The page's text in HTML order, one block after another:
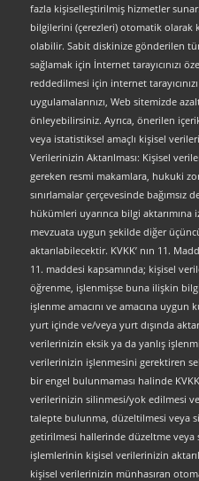
fazla kişiselleştirilmiş hizmetler
bilgilerini (çerezleri) otomatik olarak
olabilir. Sabit diskinize gönderilen
sağlamak için İnternet tarayıcınızı
reddedilmesi için internet
uygulamalarınızı, Web sitemizde
önleyebilirsiniz. Ayrıca, önerilen
veya istatistiksel amaçlı kişisel
Verilerinizin Aktarılması: Kişisel
gereken resmi makamlara, hukuki
sınırlamalar çerçevesinde
hükümleri uyarınca bilgi
mevzuata uygun şekilde diğer
aktarılabilecektir. KVKK’ nın 11.
11. maddesi kapsamında; kişisel
öğrenme, işlenmişse buna ilişkin
işlenme amacını ve amacına uygun
yurt içinde ve/veya yurt dışında
verilerinizin eksik ya da yanlış
verilerinizin işlenmesini gerektiren
bir engel bulunmaması halinde
verilerinizin silinmesi/yok edilmesi
talepte bulunma, düzeltilmesi veya
getirilmesi hallerinde düzeltme
işlemlerinin kişisel verilerinizin
kişisel verilerinizin münhasıran